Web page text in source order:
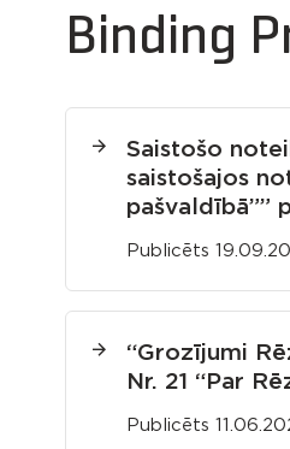
Binding
Saistošo
saistošajos
pašvaldībā””
Publicēts
“Grozījumi
Nr. 21 “Par
Publicēts